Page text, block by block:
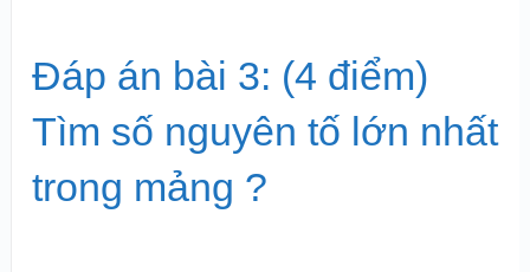
Đáp án bài 3: (4 điểm)
Tìm số nguyên tố lớn nhất
trong mảng ?